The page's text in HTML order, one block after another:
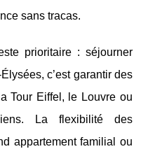
sans tracas.
prioritaire : séjourner
c’est garantir des
Tour Eiffel, le Louvre ou
La flexibilité des
appartement familial ou